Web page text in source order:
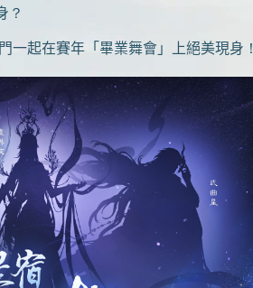
？
起在賽年「畢業舞會」上絕美現身！